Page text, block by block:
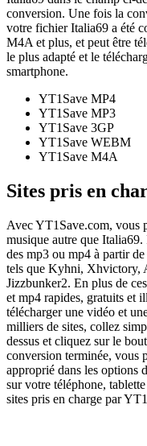
conversion. Une fois la
votre fichier Italia69 a été
M4A et plus, et peut être
le plus adapté et le
smartphone.
YT1Save MP4
YT1Save MP3
YT1Save 3GP
YT1Save WEBM
YT1Save M4A
Sites pris en
Avec YT1Save.com, vous
musique autre que
des mp3 ou mp4 à partir
tels que Kyhni, Xhvictory,
Jizzbunker2. En plus de
et mp4 rapides, gratuits et
télécharger une vidéo et
milliers de sites, collez
dessus et cliquez sur le
conversion terminée, vous
approprié dans les options
sur votre téléphone,
sites pris en charge par